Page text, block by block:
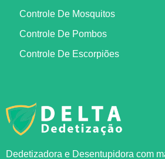
Dedetizadora e Desentupidora com
Controle De Mosquitos
Controle De Pombos
Controle De Escorpiões